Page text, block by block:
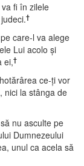
fi în zilele
†
care-l va alege
Lui acolo şi
ei,†
ce-ţi vor
nici la stânga de
nu asculte pe
Dumnezeului
unul ca acela să